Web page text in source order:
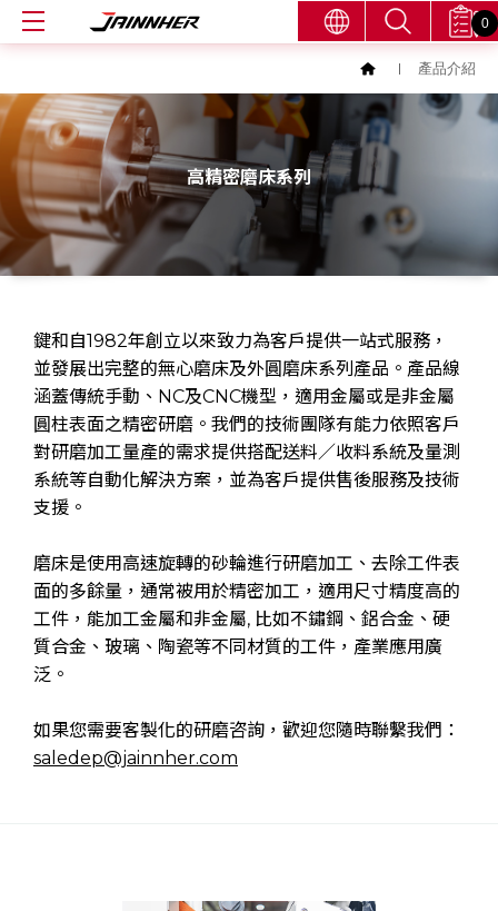
0
產品介紹
高精密磨床系列
鍵和自1982年創立以來致力為客戶提供一站式服務，
並發展出完整的無心磨床及外圓磨床系列產品。產品線
涵蓋傳統手動、NC及CNC機型，適用金屬或是非金屬
圓柱表面之精密研磨。我們的技術團隊有能力依照客戶
對研磨加工量產的需求提供搭配送料／收料系統及量測
系統等自動化解決方案，並為客戶提供售後服務及技術
支援。
磨床是使用高速旋轉的砂輪進行研磨加工、去除工件表
面的多餘量，通常被用於精密加工，適用尺寸精度高的
工件，能加工金屬和非金屬, 比如不鏽鋼、鋁合金、硬
質合金、玻璃、陶瓷等不同材質的工件，產業應用廣
泛。
如果您需要客製化的研磨咨詢，歡迎您隨時聯繫我們：
saledep@jainnher.com